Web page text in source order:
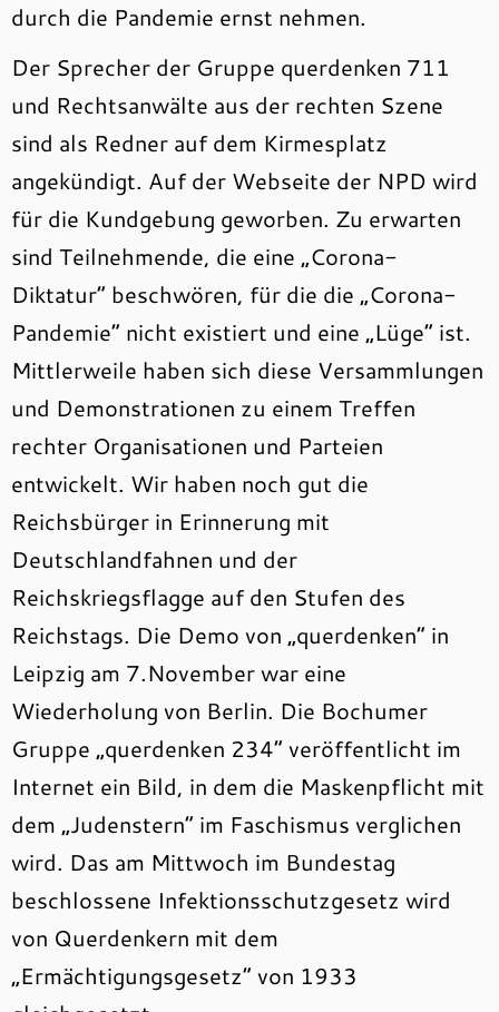
durch die Pandemie ernst nehmen.
Der Sprecher der Gruppe querdenken 711
und Rechtsanwälte aus der rechten Szene
sind als Redner auf dem Kirmesplatz
angekündigt. Auf der Webseite der NPD wird
für die Kundgebung geworben. Zu erwarten
sind Teilnehmende, die eine „Corona-
Diktatur“ beschwören, für die die „Corona-
Pandemie“ nicht existiert und eine „Lüge“ ist.
Mittlerweile haben sich diese Versammlungen
und Demonstrationen zu einem Treffen
rechter Organisationen und Parteien
entwickelt. Wir haben noch gut die
Reichsbürger in Erinnerung mit
Deutschlandfahnen und der
Reichskriegsflagge auf den Stufen des
Reichstags. Die Demo von „querdenken“ in
Leipzig am 7.November war eine
Wiederholung von Berlin. Die Bochumer
Gruppe „querdenken 234“ veröffentlicht im
Internet ein Bild, in dem die Maskenpflicht mit
dem „Judenstern“ im Faschismus verglichen
wird. Das am Mittwoch im Bundestag
beschlossene Infektionsschutzgesetz wird
von Querdenkern mit dem
„Ermächtigungsgesetz“ von 1933